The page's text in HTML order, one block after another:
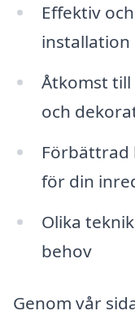
Effektiv
installation
Åtkomst
och
Förbättrad
för din
Olika
behov
Genom vår